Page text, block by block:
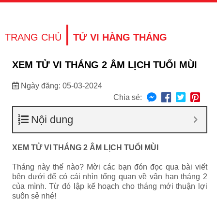
TRANG CHỦ | TỬ VI HÀNG THÁNG
XEM TỬ VI THÁNG 2 ÂM LỊCH TUỔI MÙI
Ngày đăng: 05-03-2024
Chia sẻ:
Nội dung
XEM TỬ VI THÁNG 2 ÂM LỊCH TUỔI MÙI
Tháng này thế nào? Mời các bạn đón đọc qua bài viết
bên dưới để có cái nhìn tổng quan về vận hạn tháng 2
của mình. Từ đó lập kế hoạch cho tháng mới thuận lợi
suôn sẻ nhé!